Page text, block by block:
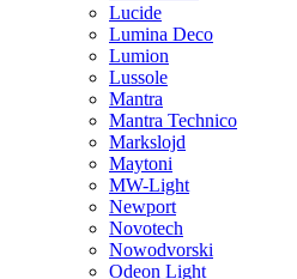
Lucide
Lumina Deco
Lumion
Lussole
Mantra
Mantra Technico
Markslojd
Maytoni
MW-Light
Newport
Novotech
Nowodvorski
Odeon Light